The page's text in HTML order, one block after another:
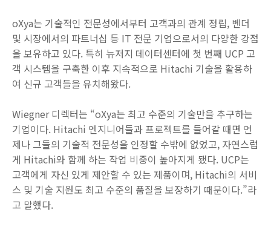
oXya는 기술적인 전문성에서부터 고객과의 관계 정립, 벤더
및 시장에서의 파트너십 등 IT 전문 기업으로서의 다양한 강점
을 보유하고 있다. 특히 뉴저지 데이터센터에 첫 번째 UCP 고
객 시스템을 구축한 이후 지속적으로 Hitachi 기술을 활용하
여 신규 고객들을 유치해왔다.
Wiegner 디렉터는 “oXya는 최고 수준의 기술만을 추구하는
기업이다. Hitachi 엔지니어들과 프로젝트를 들어갈 때면 언
제나 그들의 기술적 전문성을 인정할 수밖에 없었고, 자연스럽
게 Hitachi와 함께 하는 작업 비중이 높아지게 됐다. UCP는
고객에게 자신 있게 제안할 수 있는 제품이며, Hitachi의 서비
스 및 기술 지원도 최고 수준의 품질을 보장하기 때문이다.”라
고 말했다.